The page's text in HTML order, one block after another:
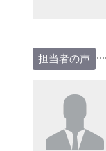
担当者の声